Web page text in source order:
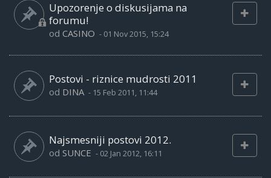
Upozorenje o diskusijama na
forumu!
od CASINO - 01 Nov 2015, 15:24
Postovi - riznice mudrosti 2011
od DINA - 15 Feb 2011, 11:44
Najsmesniji postovi 2012.
od SUNCE - 02 Jan 2012, 16:11